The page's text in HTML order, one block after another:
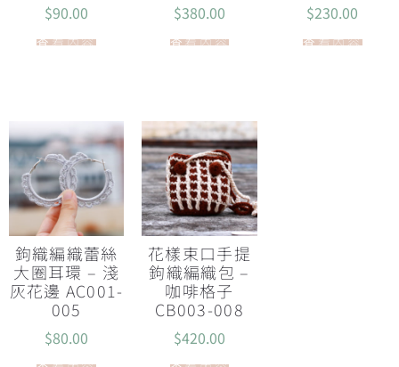
$90.00
查看內容
$380.00
查看內容
$230.00
查看內容
鉤織編織蕾絲
大圈耳環 – 淺
灰花邊 AC001-
005
$80.00
花樣束口手提
鉤織編織包 –
咖啡格子
CB003-008
$420.00